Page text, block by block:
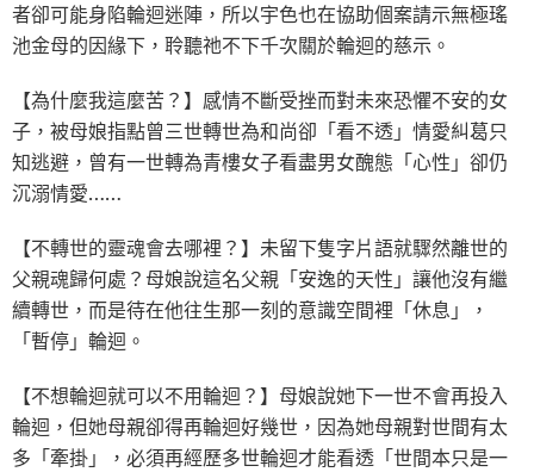
者卻可能身陷輪迴迷陣，所以宇色也在協助個案請示無極瑤
池金母的因緣下，聆聽祂不下千次關於輪迴的慈示。
【為什麼我這麼苦？】感情不斷受挫而對未來恐懼不安的女
子，被母娘指點曾三世轉世為和尚卻「看不透」情愛糾葛只
知逃避，曾有一世轉為青樓女子看盡男女醜態「心性」卻仍
沉溺情愛……
【不轉世的靈魂會去哪裡？】未留下隻字片語就驟然離世的
父親魂歸何處？母娘說這名父親「安逸的天性」讓他沒有繼
續轉世，而是待在他往生那一刻的意識空間裡「休息」，
「暫停」輪迴。
【不想輪迴就可以不用輪迴？】母娘說她下一世不會再投入
輪迴，但她母親卻得再輪迴好幾世，因為她母親對世間有太
多「牽掛」，必須再經歷多世輪迴才能看透「世間本只是一